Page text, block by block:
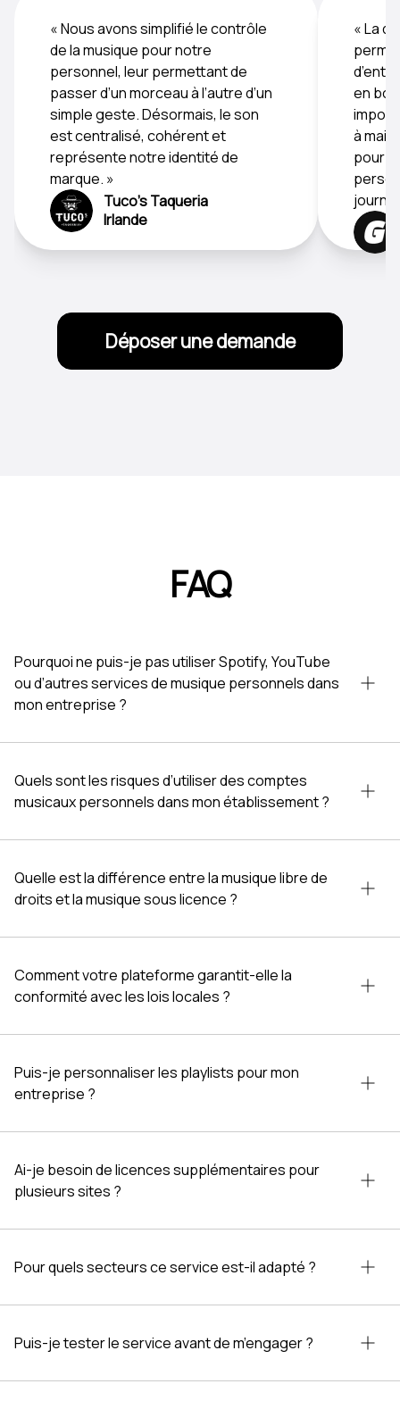
« Nous avons simplifié le contrôle
de la musique pour notre
personnel, leur permettant de
passer d’un morceau à l’autre d’un
simple geste. Désormais, le son
est centralisé, cohérent et
représente notre identité de
marque. »
Tuco's Taqueria
Irlande
« La
en
à
pour
Déposer une demande
FAQ
Pourquoi ne puis-je pas utiliser Spotify, YouTube
ou d’autres services de musique personnels dans
mon entreprise ?
Quels sont les risques d’utiliser des comptes
musicaux personnels dans mon établissement ?
Quelle est la différence entre la musique libre de
droits et la musique sous licence ?
Comment votre plateforme garantit-elle la
conformité avec les lois locales ?
Puis-je personnaliser les playlists pour mon
entreprise ?
Ai-je besoin de licences supplémentaires pour
plusieurs sites ?
Pour quels secteurs ce service est-il adapté ?
Puis-je tester le service avant de m’engager ?